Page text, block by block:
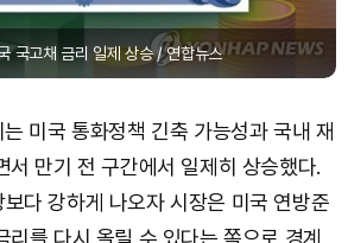
국고채 금리 일제 상승 / 연합뉴스
미국 통화정책 긴축 가능성과 국내 재
서 만기 전 구간에서 일제히 상승했다.
다 강하게 나오자 시장은 미국 연방준
리를 다시 올릴 수 있다는 쪽으로 경계